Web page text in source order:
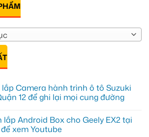
Camera hành trình ô tô Suzuki
12 để ghi lại mọi cung đường
lắp Android Box cho Geely EX2 tại
xem Youtube